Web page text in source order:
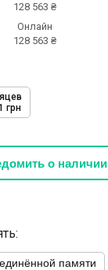
128 563 ₴
Онлайн
128 563 ₴
грн
о наличии
памяти